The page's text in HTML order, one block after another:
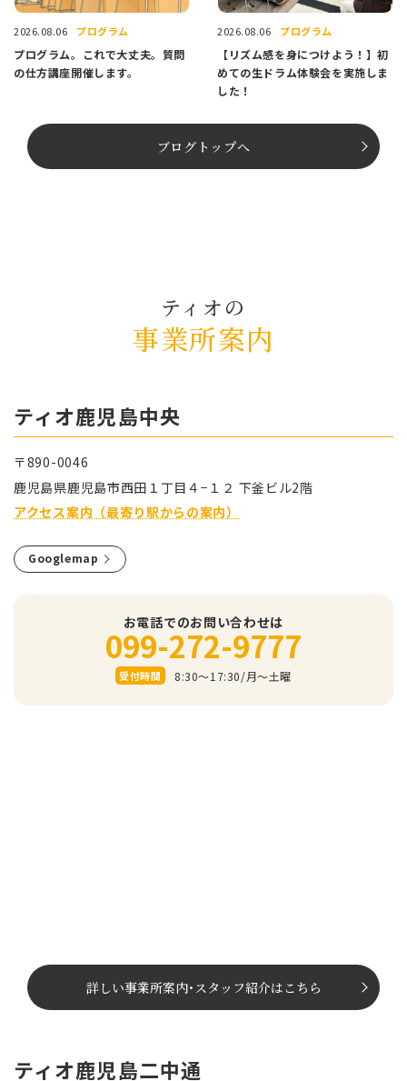
2026.08.06 プログラム
プログラム。これで大丈夫。質問
の仕方講座開催します。
2026.08.06 プログラム
【リズム感を身につけよう！】初
めての生ドラム体験会を実施しま
した！
ブログトップへ
ティオの
事業所案内
ティオ⿅児島中央
〒890-0046
⿅児島県⿅児島市⻄⽥１丁⽬４−１２ 下釜ビル2階
アクセス案内（最寄り駅からの案内）
Googlemap
お電話でのお問い合わせは
099-272-9777
受付時間 8:30～17:30/⽉〜⼟曜
詳しい事業所案内･ スタッフ紹介はこちら
ティオ鹿児島二中通